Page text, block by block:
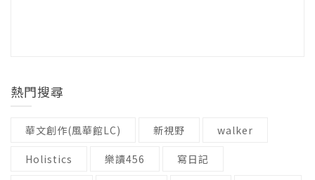
式成立。該社團法人由坂本龍一遺孀——空里
#24 齋藤幸平
#26 村上龍
#28 麥克．安迪
不容分說地讓人思考這兩種力量，以及法律的
實。也許在我心裡，這部作品是串連起卡夫卡
（Franz Kafka）的《審判》（Der Prozess）、
熱門搜尋
華文創作(風華館LC) 新視野 walker
Holistics 樂讀456 寫日記